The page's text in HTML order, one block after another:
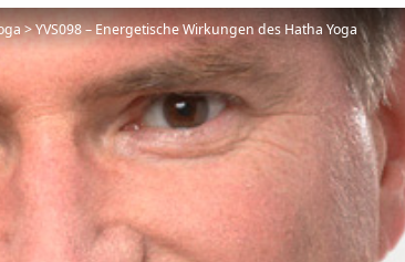
>YVS098 – Energetische Wirkungen des Hatha Yoga